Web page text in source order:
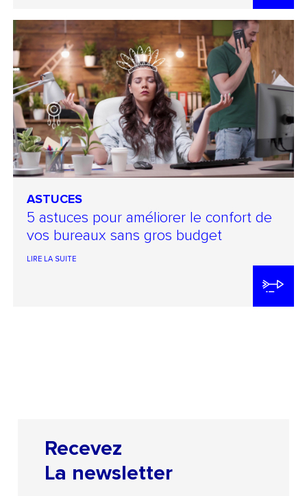
ASTUCES
5 astuces pour améliorer le confort de
vos bureaux sans gros budget
LIRE LA SUITE
Recevez
La newsletter